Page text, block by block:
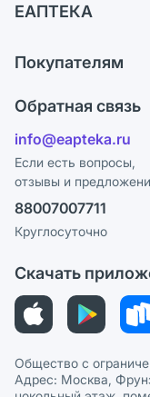
Самовывоз из аптек
Ответы на вопросы
Блог
ЕАПТЕКА
Карьера
Поставщики
Лицензия
Реклама на сайте
Ваши товары на
Покупателям
Программа
Политика
Пользовательское
Политика
Этика и
Политика в
Обратная связь
info@eapteka.ru
Если есть вопросы,
отзывы и
88007007711
Круглосуточно
Скачать
Общество с
Адрес: Москва,